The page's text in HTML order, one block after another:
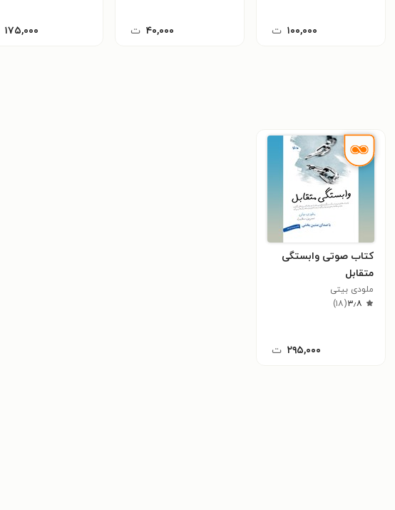
۱۰۰,۰۰۰ ت ۴۰,۰۰۰ ت ۱۷۵,۰۰۰
کتاب صوتی وابستگی
متقابل
ملودی بیتی
۳٫۸(۱۸)
۲۹۵,۰۰۰ ت